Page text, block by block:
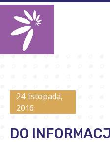
24 listopada,
2016
DO